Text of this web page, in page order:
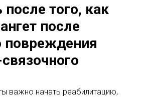
того, как
после
повреждения
важно начать реабилитацию,